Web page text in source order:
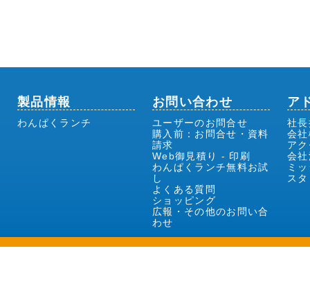
製品情報
わんぱくランチ
お問い合わせ
ユーザーのお問合せ
購入前：お問合せ・資料
請求
Web御見積り - 印刷
わんぱくランチ無料お試
し
よくある質問
ショッピング
広報・その他のお問い合
わせ
ア
社
会
ア
会
ミ
ス